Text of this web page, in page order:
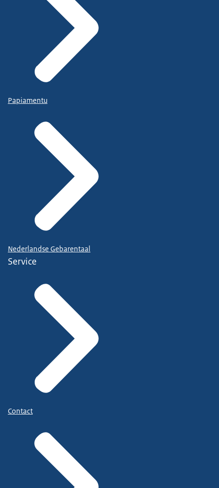
Papiamentu
Nederlandse Gebarentaal
Service
Contact